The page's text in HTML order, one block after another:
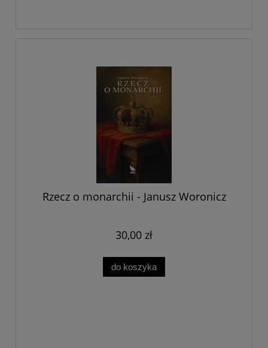
Rzecz o monarchii - Janusz Woronicz
30,00 zł
do koszyka